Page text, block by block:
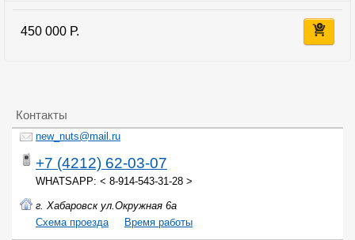
450 000 Р.
Контакты
new_nuts@mail.ru
+7 (4212) 62-03-07
WHATSAPP: < 8-914-543-31-28 >
г. Хабаровск ул.Окружная 6а
Cхема проезда
Время работы